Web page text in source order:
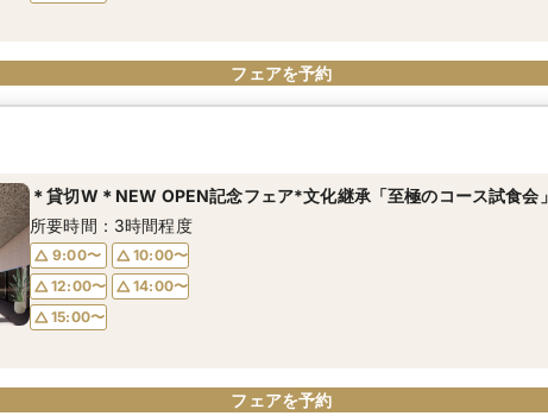
フェアを予約
＊貸切W＊NEW OPEN記念フェア*文化継承「至極のコース試食会
所要時間：3時間程度
9:00〜
10:00〜
12:00〜
14:00〜
15:00〜
フェアを予約